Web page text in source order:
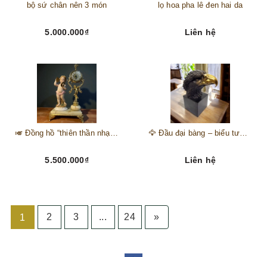
bộ sứ chân nên 3 món
5.000.000₫
lọ hoa pha lê đen hai da
Liên hệ
🎺 Đồng hồ “thiên thần nhạc hội” – tuyệt mỹ phẩm trang trí phong cách hoàng gia 🎼
5.500.000₫
🦅 Đầu đại bàng – biểu tượng của kẻ chinh phục trên đỉnh núi thành công 🦅
Liên hệ
1 2 3 ... 24 »